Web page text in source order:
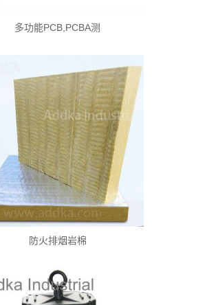
多功能PCB,PCBA测
防火排烟岩棉